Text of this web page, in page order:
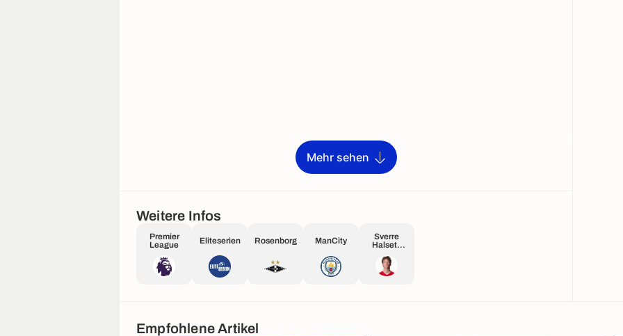
Mehr sehen
Weitere Infos
Premier
League
Eliteserien Rosenborg ManCity
Sverre
Halseth
Empfohlene Artikel